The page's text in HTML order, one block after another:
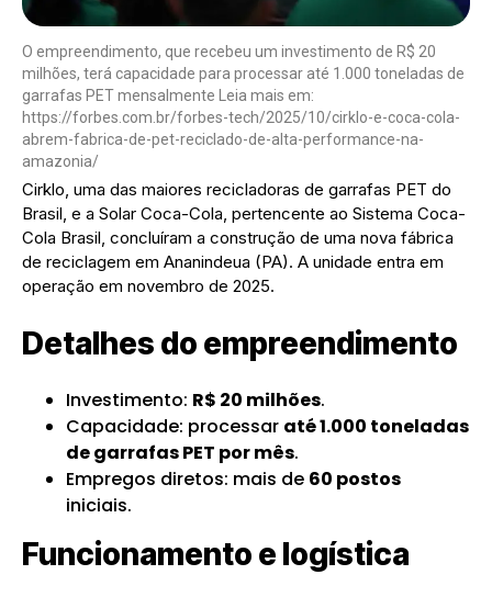
O empreendimento, que recebeu um investimento de R$ 20
milhões, terá capacidade para processar até 1.000 toneladas de
garrafas PET mensalmente Leia mais em:
https://forbes.com.br/forbes-tech/2025/10/cirklo-e-coca-cola-
abrem-fabrica-de-pet-reciclado-de-alta-performance-na-
amazonia/
Cirklo, uma das maiores recicladoras de garrafas PET do
Brasil, e a Solar Coca-Cola, pertencente ao Sistema Coca-
Cola Brasil, concluíram a construção de uma nova fábrica
de reciclagem em Ananindeua (PA). A unidade entra em
operação em novembro de 2025.
Detalhes do empreendimento
Investimento: R$ 20 milhões.
Capacidade: processar até 1.000 toneladas
de garrafas PET por mês.
Empregos diretos: mais de 60 postos
iniciais.
Funcionamento e logística